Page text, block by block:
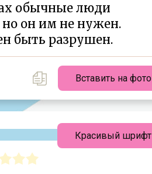
обычные люди
он им не нужен.
быть разрушен.
Вставить на фото
Красивый шрифт